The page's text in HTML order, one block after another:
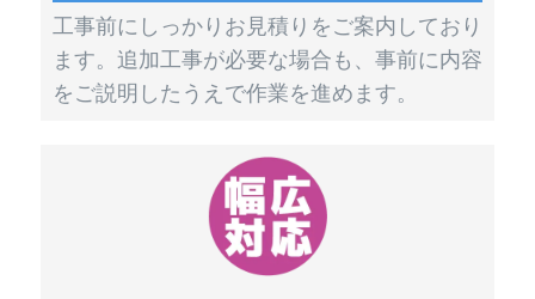
工事前にしっかりお見積りをご案内しており
ます。追加工事が必要な場合も、事前に内容
をご説明したうえで作業を進めます。